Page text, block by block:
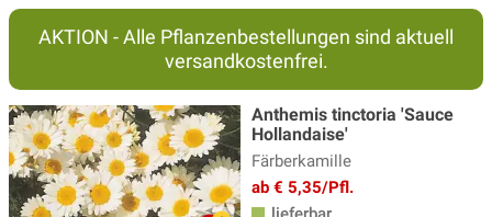
Braunelle(4)
Delosperma - Mittagsblume(6)
Duftnessel(4)
Echinacea - Sonnenhut(20)
Ehrenpreis Pflanzen(17)
Eisenhut (3)
AKTION - Alle Pflanzenbestellungen sind aktuell
versandkostenfrei.
Anthemis tinctoria 'Sauce
Hollandaise'
Färberkamille
ab € 5,35/Pfl.